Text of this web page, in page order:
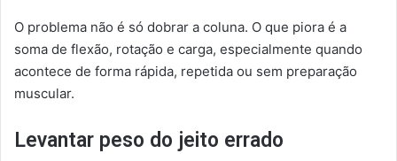
O problema não é só dobrar a coluna. O que piora é a
soma de flexão, rotação e carga, especialmente quando
acontece de forma rápida, repetida ou sem preparação
muscular.
Levantar peso do jeito errado